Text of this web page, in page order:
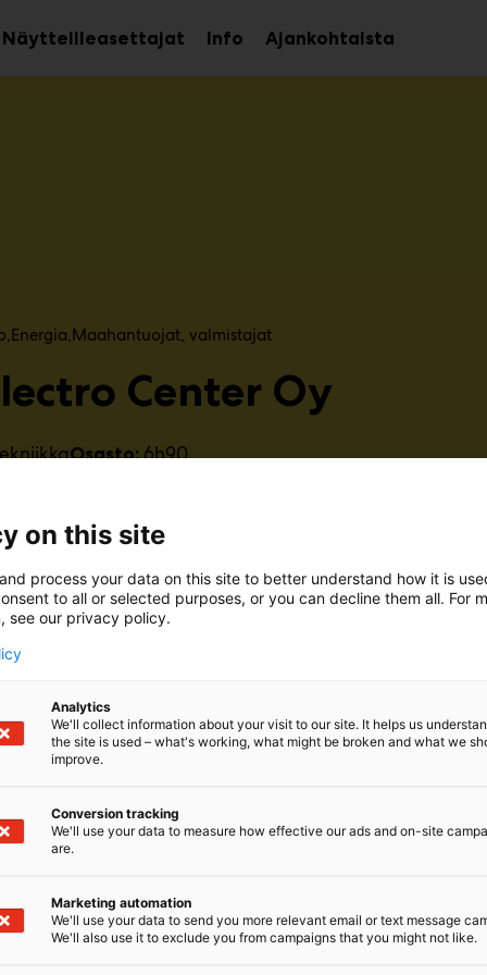
Näytteilleasettajat InfoAvaa
alavalikko
Ajankohtaista
Energia Maahantuojat, valmistajat​
Center Oy
Osasto: 6h90
Center Oy:n liiketoiminta käsittää sähkö- ja
valmistuksen mukaan lukien mekaniikka- ja
tarjoaa asiakkaillemme laajan
Saatavana myös hyllytyspalvelu.
EC Elmation Oy yhdessä EC Electro Center Oy:n
toimitusvarmuutta ja yhteisillä
yhteyshenkilöt ja johto ovat edelleen
on this site
process your data on this site to better understand how it is
to all or selected purposes, or you can decline them all. For
see our privacy policy.
Analytics
We'll collect information about your visit to our site. It helps us
the site is used – what's working, what might be broken and what we
improve.
Conversion tracking
We'll use your data to measure how effective our ads and on-site
are.
Marketing automation
We'll use your data to send you more relevant email or text message
We'll also use it to exclude you from campaigns that you might not like.